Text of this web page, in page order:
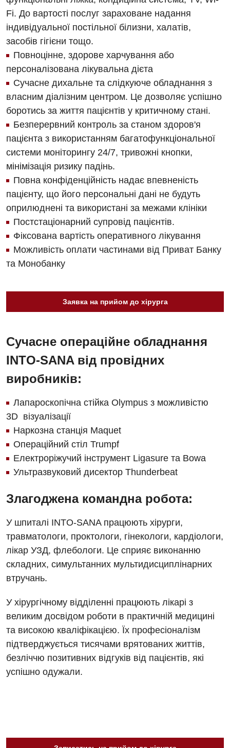
Дерматовенерологія
Дієтологія
Ендокринологія
Кардіологія
Кардіохірургія
Мамологія
Медична психологія
Неврологія
Нейрохірургія
Онкологічне відділлення
Оториноларингологія
Офтальмологічне відділення
Педіатричне відділення
Пульмонологія
Терапевтичне відділення
Терапія
Травматологічне відділення
Травматологія і ортопедія
Урологічне відділення
Урологія
Дитяча алергологія
Дитяча гастроентерологія
Дитяча гінекологія
Дитяча кардіоревматологія
Дитяча неврологія
Дитяча ортопедія і травматологія
Дитяча оториноларингологія
Дитяча хірургія
Fi. До вартості послуг зараховане надання
індивідуальної постільної білизни, халатів,
засобів гігієни тощо.
Повноцінне, здорове харчування або
персоналізована лікувальна дієта
Сучасне дихальне та слідкуюче обладнання з
власним діалізним центром. Це дозволяє успішно
боротись за життя пацієнтів у критичному стані.
Безперервний контроль за станом здоров'я
пацієнта з використанням багатофункціональної
системи моніторингу 24/7, тривожні кнопки,
мінімізація ризику падінь.
Повна конфіденційність надає впевненість
пацієнту, що його персональні дані не будуть
оприлюднені та використані за межами клініки
Постстаціонарний супровід пацієнтів.
Фіксована вартість оперативного лікування
Можливість оплати частинами від Приват Банку
та Монобанку
Заявка на прийом до хірурга
Сучасне операційне обладнання
INTO-SANA від провідних
виробників:
Лапароскопічна стійка Olympus з можливістю
3D візуалізації
Наркозна станція Maquet
Операційний стіл Trumpf
Електроріжучий інструмент Ligasure та Bowa
Ультразвуковий дисектор Thunderbeat
Злагоджена командна робота:
У шпиталі INTO-SANA працюють хірурги,
травматологи, проктологи, гінекологи, кардіологи,
лікар УЗД, флебологи. Це сприяє виконанню
складних, симультанних мультидисциплінарних
втручань.
У хірургічному відділенні працюють лікарі з
великим досвідом роботи в практичній медицині
та високою кваліфікацією. Їх професіоналізм
підтверджується тисячами врятованих життів,
безліччю позитивних відгуків від пацієнтів, які
успішно одужали.